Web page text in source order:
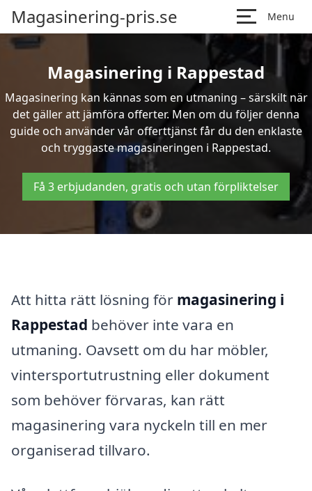
Magasinering-pris.se Menu
Magasinering i Rappestad
Magasinering kan kännas som en utmaning – särskilt när
det gäller att jämföra offerter. Men om du följer denna
guide och använder vår offerttjänst får du den enklaste
och tryggaste magasineringen i Rappestad.
Få 3 erbjudanden, gratis och utan förpliktelser
Att hitta rätt lösning för magasinering i
Rappestad behöver inte vara en
utmaning. Oavsett om du har möbler,
vintersportutrustning eller dokument
som behöver förvaras, kan rätt
magasinering vara nyckeln till en mer
organiserad tillvaro.